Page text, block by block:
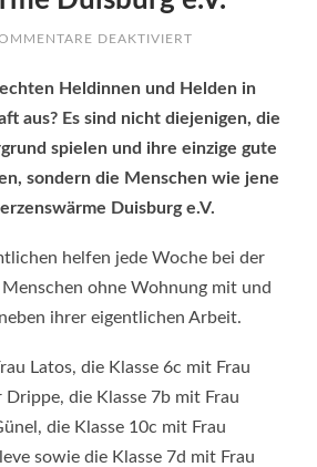
DEAKTIVIERT
DER
DUISBURG
E.V.
Heldinnen und Helden in
aus? Es sind nicht diejenigen, die
spielen und ihre einzige gute
sondern die Menschen wie jene
Duisburg e.V.
helfen jede Woche bei der
Menschen ohne Wohnung mit und
ihrer eigentlichen Arbeit.
Latos, die Klasse 6c mit Frau
die Klasse 7b mit Frau
die Klasse 10c mit Frau
sowie die Klasse 7d mit Frau